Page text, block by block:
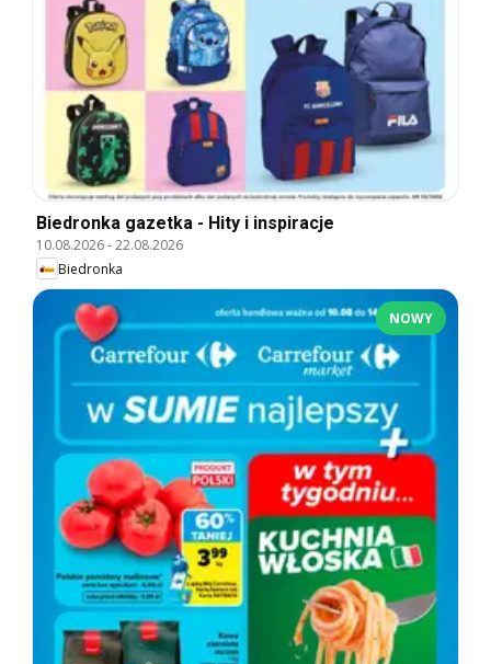
Biedronka gazetka - Hity i inspiracje
10.08.2026-22.08.2026
Biedronka
NOWY